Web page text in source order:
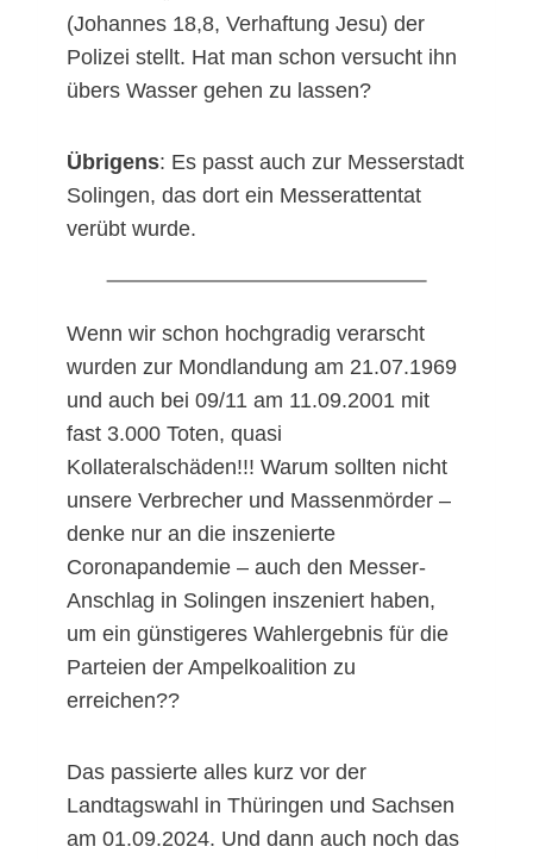
(Johannes 18,8, Verhaftung Jesu) der
Polizei stellt. Hat man schon versucht ihn
übers Wasser gehen zu lassen?
Übrigens: Es passt auch zur Messerstadt
Solingen, das dort ein Messerattentat
verübt wurde.
Wenn wir schon hochgradig verarscht
wurden zur Mondlandung am 21.07.1969
und auch bei 09/11 am 11.09.2001 mit
fast 3.000 Toten, quasi
Kollateralschäden!!! Warum sollten nicht
unsere Verbrecher und Massenmörder –
denke nur an die inszenierte
Coronapandemie – auch den Messer-
Anschlag in Solingen inszeniert haben,
um ein günstigeres Wahlergebnis für die
Parteien der Ampelkoalition zu
erreichen??
Das passierte alles kurz vor der
Landtagswahl in Thüringen und Sachsen
am 01.09.2024. Und dann auch noch das